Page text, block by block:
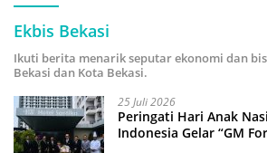
Ekbis Bekasi
Ikuti berita menarik seputar ekonomi dan
Bekasi dan Kota Bekasi.
25 Juli 2026
Peringati Hari Anak
Indonesia Gelar “GM